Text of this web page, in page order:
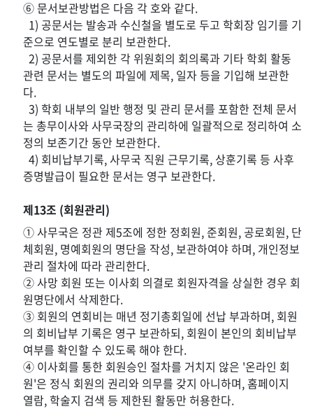
⑥ 문서보관방법은 다음 각 호와 같다.
1) 공문서는 발송과 수신철을 별도로 두고 학회장 임기를 기
준으로 연도별로 분리 보관한다.
2) 공문서를 제외한 각 위원회의 회의록과 기타 학회 활동
관련 문서는 별도의 파일에 제목, 일자 등을 기입해 보관한
다.
3) 학회 내부의 일반 행정 및 관리 문서를 포함한 전체 문서
는 총무이사와 사무국장의 관리하에 일괄적으로 정리하여 소
정의 보존기간 동안 보관한다.
4) 회비납부기록, 사무국 직원 근무기록, 상훈기록 등 사후
증명발급이 필요한 문서는 영구 보관한다.
제13조 (회원관리)
① 사무국은 정관 제5조에 정한 정회원, 준회원, 공로회원, 단
체회원, 명예회원의 명단을 작성, 보관하여야 하며, 개인정보
관리 절차에 따라 관리한다.
② 사망 회원 또는 이사회 의결로 회원자격을 상실한 경우 회
원명단에서 삭제한다.
③ 회원의 연회비는 매년 정기총회일에 선납 부과하며, 회원
의 회비납부 기록은 영구 보관하되, 회원이 본인의 회비납부
여부를 확인할 수 있도록 해야 한다.
④ 이사회를 통한 회원승인 절차를 거치지 않은 '온라인 회
원'은 정식 회원의 권리와 의무를 갖지 아니하며, 홈페이지
열람, 학술지 검색 등 제한된 활동만 허용한다.